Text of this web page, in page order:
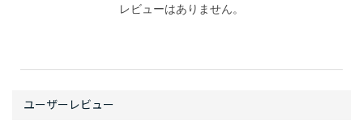
レビューはありません。